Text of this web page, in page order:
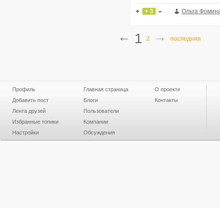
+ 3 Ольга
← 1 2 → последняя
Профиль
Добавить пост
Лента друзей
Избранные топики
Настройки
Главная страница
Блоги
Пользователи
Компании
Обсуждения
О проекте
Контакты